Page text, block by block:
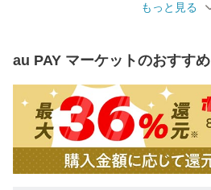
もっと見る
au PAY マーケットのおすすめ